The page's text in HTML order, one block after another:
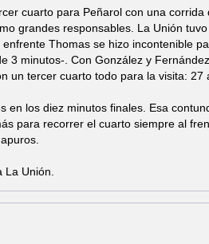
cuarto para Peñarol con una
grandes responsables. La Unión
Thomas se hizo incontenible
3 minutos-. Con González y
un tercer cuarto todo para la visita: 27
en los diez minutos finales. Esa
para recorrer el cuarto siempre al
Unión.